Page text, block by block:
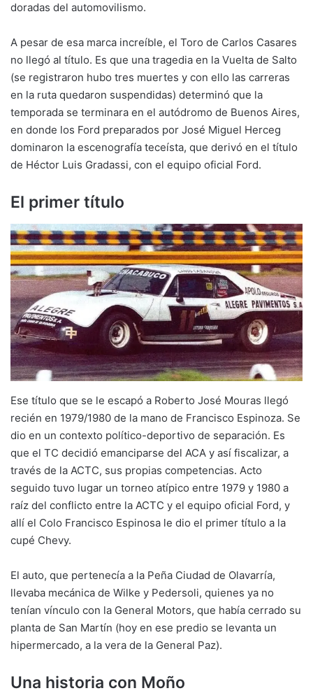
doradas del automovilismo.
A pesar de esa marca increíble, el Toro de Carlos Casares
no llegó al título. Es que una tragedia en la Vuelta de Salto
(se registraron hubo tres muertes y con ello las carreras
en la ruta quedaron suspendidas) determinó que la
temporada se terminara en el autódromo de Buenos Aires,
en donde los Ford preparados por José Miguel Herceg
dominaron la escenografía teceísta, que derivó en el título
de Héctor Luis Gradassi, con el equipo oficial Ford.
El primer título
Ese título que se le escapó a Roberto José Mouras llegó
recién en 1979/1980 de la mano de Francisco Espinoza. Se
dio en un contexto político-deportivo de separación. Es
que el TC decidió emanciparse del ACA y así fiscalizar, a
través de la ACTC, sus propias competencias. Acto
seguido tuvo lugar un torneo atípico entre 1979 y 1980 a
raíz del conflicto entre la ACTC y el equipo oficial Ford, y
allí el Colo Francisco Espinosa le dio el primer título a la
cupé Chevy.
El auto, que pertenecía a la Peña Ciudad de Olavarría,
llevaba mecánica de Wilke y Pedersoli, quienes ya no
tenían vínculo con la General Motors, que había cerrado su
planta de San Martín (hoy en ese predio se levanta un
hipermercado, a la vera de la General Paz).
Una historia con Moño